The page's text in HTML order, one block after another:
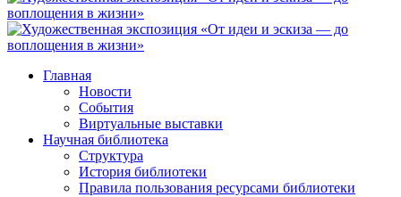
Главная
Новости
События
Виртуальные выставки
Научная библиотека
Структура
История библиотеки
Правила пользования ресурсами библиотеки